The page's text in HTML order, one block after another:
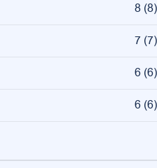
8 (8)
7 (7)
6 (6)
6 (6)